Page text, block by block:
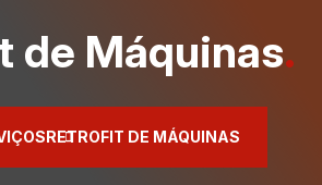
de Máquinas.
RETROFIT DE MÁQUINAS